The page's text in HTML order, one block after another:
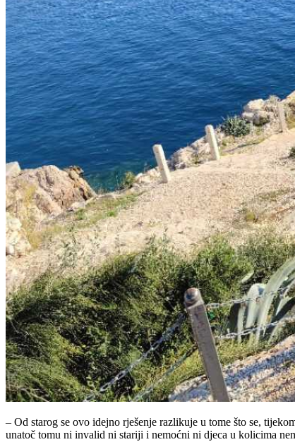
– Od starog se ovo idejno rješenje razlikuje u tome što se,
unatoč tomu ni invalid ni stariji i nemoćni ni djeca u kolicima